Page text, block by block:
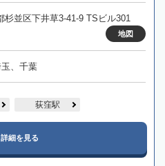
杉並区下井草3-41-9 TSビル301
地図
、千葉
荻窪駅
詳細を見る